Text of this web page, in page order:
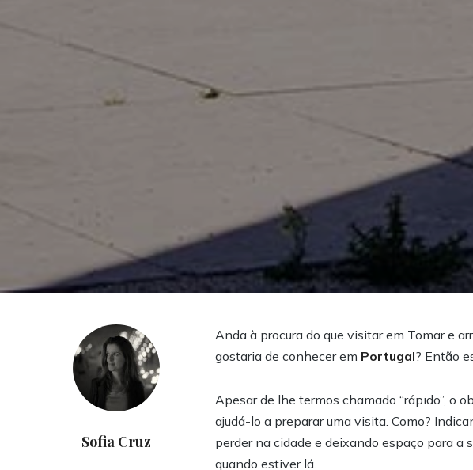
Sofia Cruz
Anda à procura do que visitar em Tomar e
gostaria de conhecer em Portugal? Então
Apesar de lhe termos chamado “rápido”, o
ajudá-lo a preparar uma visita. Como?
perder na cidade e deixando espaço para a
quando estiver lá.